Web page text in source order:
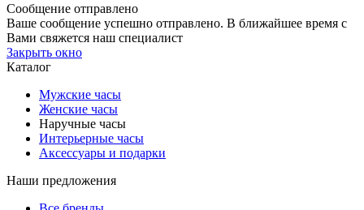
Сообщение отправлено
Ваше сообщение успешно отправлено. В ближайшее время с
Вами свяжется наш специалист
Закрыть окно
Каталог
Мужские часы
Женские часы
Наручные часы
Интерьерные часы
Аксессуары и подарки
Наши предложения